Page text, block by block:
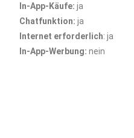
In-App-Käufe: ja
Chatfunktion: ja
Internet erforderlich: ja
In-App-Werbung: nein